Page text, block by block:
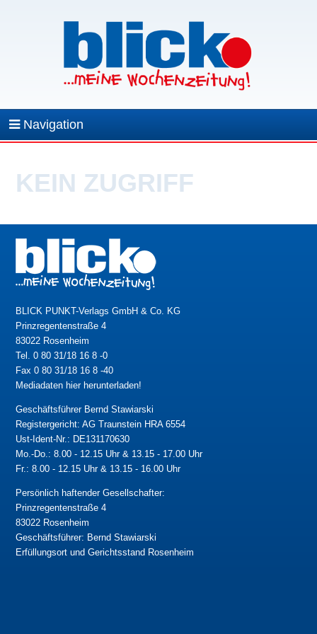
Navigation
KEIN ZUGRIFF
BLICK PUNKT-Verlags GmbH & Co. KG
Prinzregentenstraße 4
83022 Rosenheim
Tel. 0 80 31/18 16 8 -0
Fax 0 80 31/18 16 8 -40
Mediadaten hier herunterladen!
Geschäftsführer Bernd Stawiarski
Registergericht: AG Traunstein HRA 6554
Ust-Ident-Nr.: DE131170630
Mo.-Do.: 8.00 - 12.15 Uhr & 13.15 - 17.00 Uhr
Fr.: 8.00 - 12.15 Uhr & 13.15 - 16.00 Uhr
Persönlich haftender Gesellschafter:
Prinzregentenstraße 4
83022 Rosenheim
Geschäftsführer: Bernd Stawiarski
Erfüllungsort und Gerichtsstand Rosenheim